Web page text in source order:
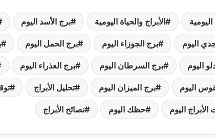
اليومية الأبراج والحياة اليومية برج الأسد اليوم
اليوم برج الجوزاء اليوم برج الحمل اليوم
اليوم برج السرطان اليوم برج العذراء اليوم
اليوم برج الميزان اليوم تحليل الأبراج
الأبراج اليوم حظك اليوم نصائح الأبراج